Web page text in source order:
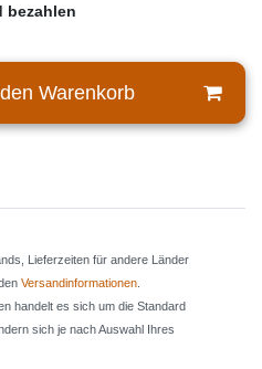
bezahlen
Warenkorb
Lieferzeiten für andere Länder
Versandinformationen
handelt es sich um die Standard
sich je nach Auswahl Ihres